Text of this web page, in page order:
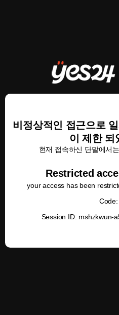
비정상적인 접근으로
이 제한 되
현재 접속하신 단말에서
Restricted
your access has been
Code:
Session ID: mshzkwun-